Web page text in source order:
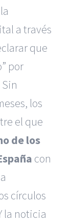
a través
que
por
los
el que
de los
con
círculos
la noticia